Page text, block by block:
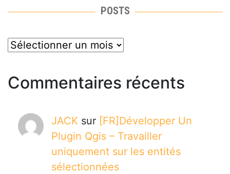
POSTS
posts
Commentaires récents
JACK sur [FR]Développer Un
Plugin Qgis – Travailler
uniquement sur les entités
sélectionnées